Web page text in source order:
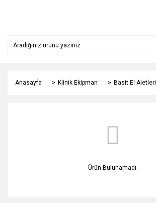
Anasayfa Klinik Ekipman Basit El Aletleri
Ürün Bulunamadı.